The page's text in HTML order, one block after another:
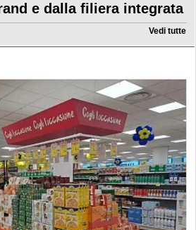
e dalla filiera integrata
Vedi tutte